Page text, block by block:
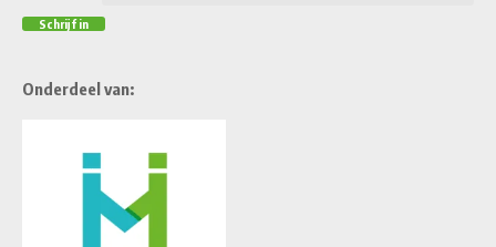
Onderdeel van: